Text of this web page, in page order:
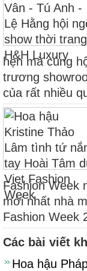
hẹn mà cùng
trương
của rất nhiều
Fashion Week
mới nhất nhà
Fashion Week
Các bài viết
Hoa hậu